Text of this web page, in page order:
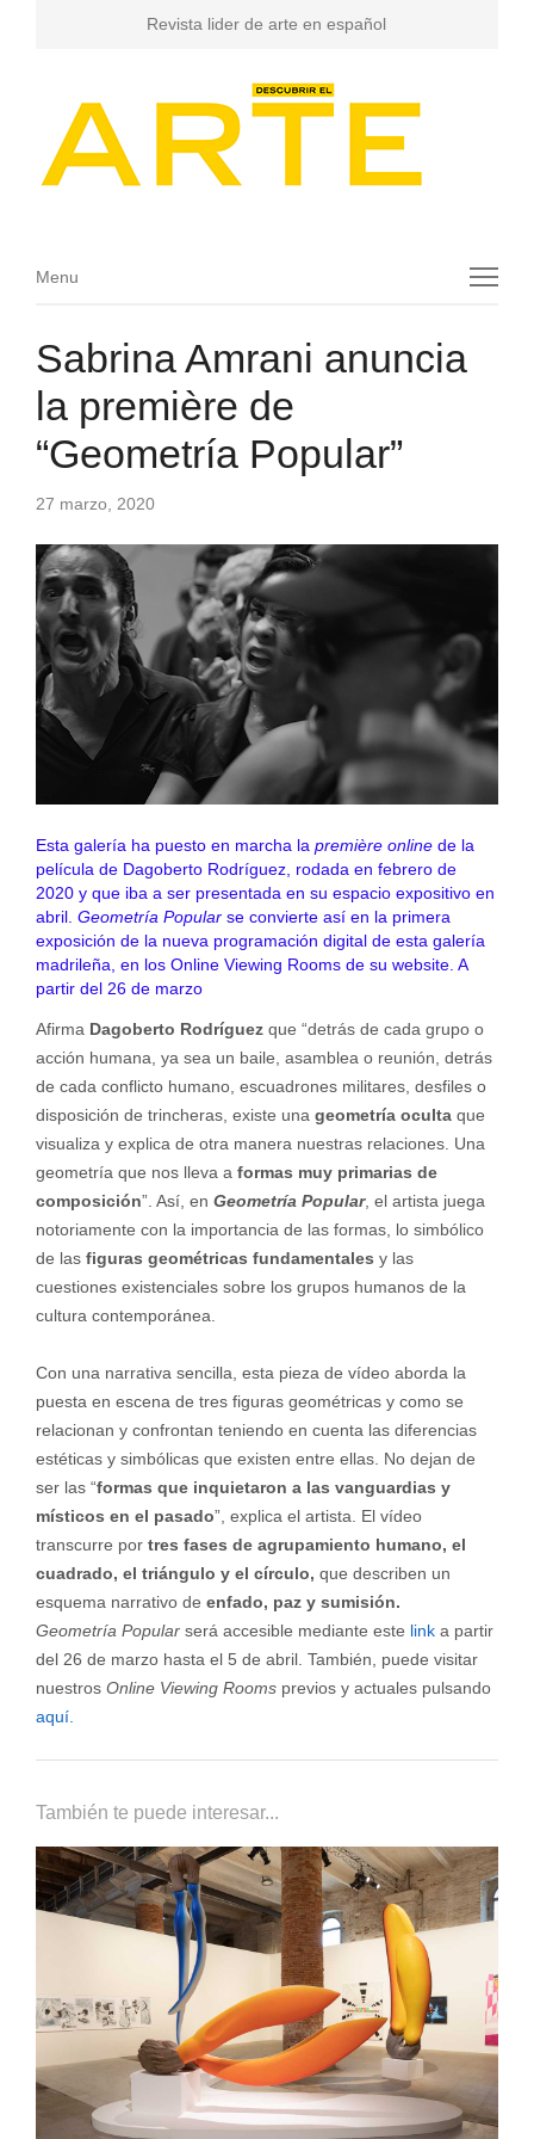
Revista lider de arte en español
Menu
Menu
Sabrina Amrani anuncia
la première de
“Geometría Popular”
27 marzo, 2020
Esta galería ha puesto en marcha la première online de la
película de Dagoberto Rodríguez, rodada en febrero de
2020 y que iba a ser presentada en su espacio expositivo en
abril. Geometría Popularse convierte así en la primera
exposición de la nueva programación digital de esta galería
madrileña, en los Online Viewing Rooms de su website. A
partir del 26 de marzo
AfirmaDagoberto Rodríguezque “detrás de cada grupo o
acción humana, ya sea un baile, asamblea o reunión, detrás
de cada conflicto humano, escuadrones militares, desfiles o
disposición de trincheras, existe una geometría oculta que
visualiza y explica de otra manera nuestras relaciones. Una
geometría que nos lleva a formas muy primarias de
composición”. Así, en Geometría Popular, el artista juega
notoriamente con la importancia de las formas, lo simbólico
de las figuras geométricas fundamentales y las
cuestiones existenciales sobre los grupos humanos de la
cultura contemporánea.
Con una narrativa sencilla, esta pieza de vídeo aborda la
puesta en escena de tres figuras geométricas y como se
relacionan y confrontan teniendo en cuenta las diferencias
estéticas y simbólicas que existen entre ellas. No dejan de
ser las “formas que inquietaron a las vanguardias y
místicos en el pasado”, explica el artista. El vídeo
transcurre por tres fases de agrupamiento humano, el
cuadrado, el triángulo y el círculo, que describen un
esquema narrativo de enfado, paz y sumisión.
Geometría Popularserá accesible mediante este linka partir
del 26 de marzo hasta el 5 de abril. También, puede visitar
nuestros Online Viewing Roomsprevios y actuales pulsando
aquí.
También te puede interesar...